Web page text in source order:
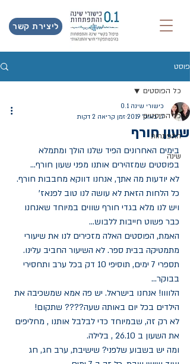
ליצירת קשר
פוסט
כל הפוסטים
התפתחות
שינה
כל הפוסטים
שעון חורף
כישורי שינה 0.1
17 באוק׳ 2019
זמן קריאה 2 דקות
בימים האחרונים הפיד שלנו הולך ומתמלא
בפוסטים שמזהירים אותנו מפני שעון חורף...
לא יודעות מה אתך, אנחנו דווקא מחבבות חורף.
כל הלחות הזאת לא עושה לנו טוב לפנאז'
ויש לנו מלא בגדי חורף שווים במיוחד שאנחנו
כבר פשוט חייבות ללבוש...
האמת, הפוסטים האלה מזכירים לנו את שיעורי
מתמטיקה בבית ספר. לא השיעור החביב עלינו.
תספרי 7 ימים, תוסיפי 10 דק בכל ערב ותחסירי
בבוקר...
הלוווו! אנחנו בישראל. יש פה אמא שמשכיבה את
הילדים בכל יום באותה שעה???? שתקום!
לא רק זה, שבמיוחד כדי לבלבל אותנו , מחליפים
את השעון ב 26.10 , בלילה.
ומה יש בשבוע שלפני? שישיבת, ערב חג, חג